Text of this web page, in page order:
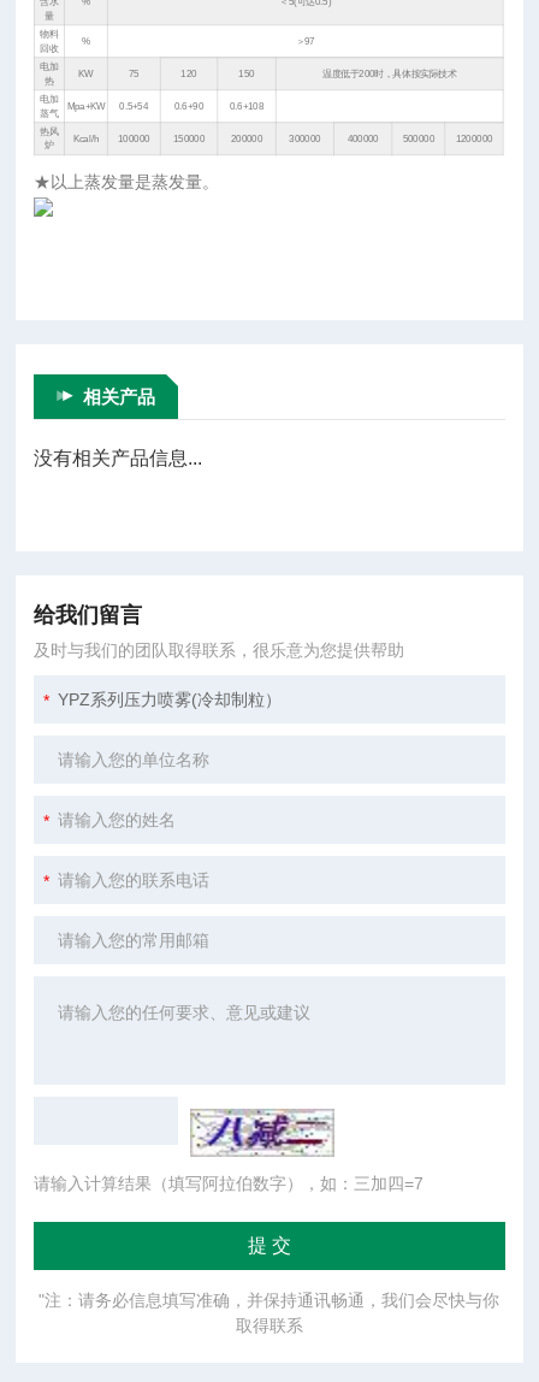
量
物料
回收
% ＞97
电加
热
KW 75 120 150 温度低于200时，具体按实际技术
电加
蒸气
Mpa+KW 0.5+54 0.6+90 0.6+108
热风
炉
Kcal/h 100000 150000 200000 300000 400000 500000 1200000
★以上蒸发量是蒸发量。
相关产品
没有相关产品信息...
给我们留言
及时与我们的团队取得联系，很乐意为您提供帮助
请输入计算结果（填写阿拉伯数字），如：三加四=7
"注：请务必信息填写准确，并保持通讯畅通，我们会尽快与你
取得联系